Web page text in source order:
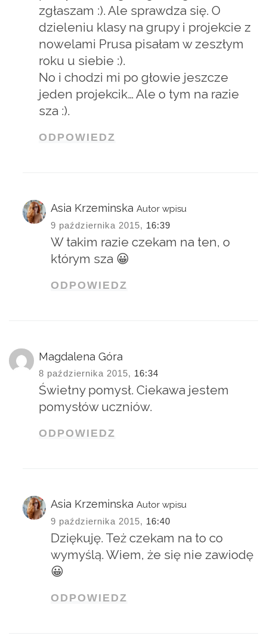
zgłaszam :). Ale sprawdza się. O
dzieleniu klasy na grupy i projekcie z
nowelami Prusa pisałam w zeszłym
roku u siebie :).
No i chodzi mi po głowie jeszcze
jeden projekcik… Ale o tym na razie
sza :).
ODPOWIEDZ
Asia Krzeminska Autor wpisu
9 października 2015, 16:39
W takim razie czekam na ten, o
którym sza 😀
ODPOWIEDZ
Magdalena Góra
8 października 2015, 16:34
Świetny pomysł. Ciekawa jestem
pomysłów uczniów.
ODPOWIEDZ
Asia Krzeminska Autor wpisu
9 października 2015, 16:40
Dziękuję. Też czekam na to co
wymyślą. Wiem, że się nie zawiodę
😀
ODPOWIEDZ